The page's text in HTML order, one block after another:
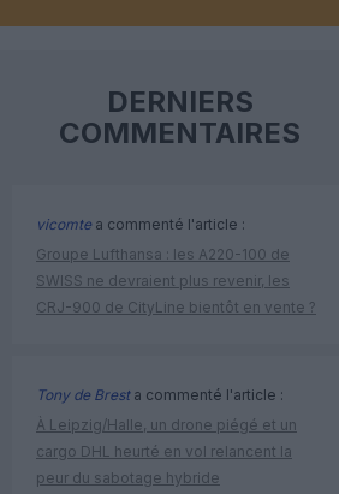
DERNIERS
COMMENTAIRES
vicomtea commenté l'article :
Groupe Lufthansa : les A220-100 de
SWISS ne devraient plus revenir, les
CRJ-900 de CityLine bientôt en vente ?
Tony de Bresta commenté l'article :
À Leipzig/Halle, un drone piégé et un
cargo DHL heurté en vol relancent la
peur du sabotage hybride